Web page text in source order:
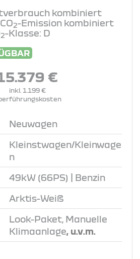
kombiniert
2-Emission kombiniert
2-Klasse: D
€
inkl. 1.199 €
Neuwagen
Kleinstwagen/Kleinwage
n
49kW (66PS) | Benzin
Arktis-Weiß
Look-Paket, Manuelle
Klimaanlage, u.v.m.